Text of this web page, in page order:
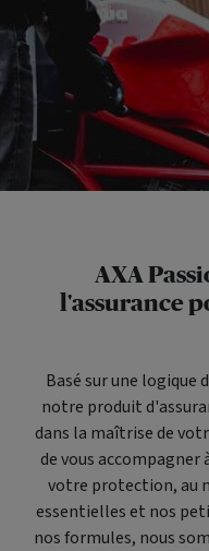
AXA
l'assurance
Basé sur une logique
notre produit
dans la maîtrise de
de vous
votre protection, au
essentielles et nos
nos formules, nous